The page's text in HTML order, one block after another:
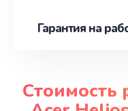
Гарантия на
Стоимость